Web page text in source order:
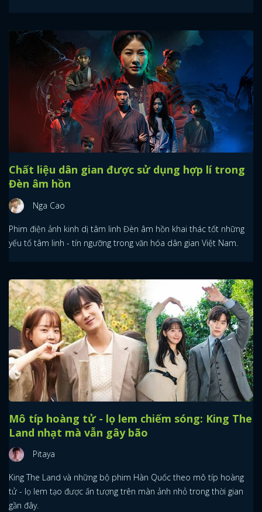
Chất liệu dân gian được sử dụng hợp lí trong
Đèn âm hồn
Nga Cao
Phim điện ảnh kinh dị tâm linh Đèn âm hồn khai thác tốt những
yếu tố tâm linh - tín ngưỡng trong văn hóa dân gian Việt Nam.
Mô típ hoàng tử - lọ lem chiếm sóng: King The
Land nhạt mà vẫn gây bão
Pitaya
King The Land và những bộ phim Hàn Quốc theo mô típ hoàng
tử - lọ lem tạo được ấn tượng trên màn ảnh nhỏ trong thời gian
gần đây.